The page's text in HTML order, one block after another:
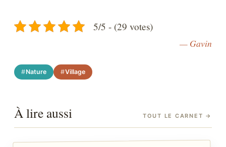
5/5 - (29 votes)
— Gavin
Nature Village
À lire aussi TOUT LE CARNET →